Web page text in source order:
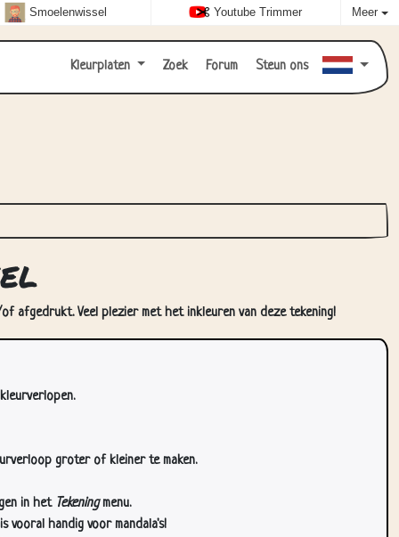
Smoelenwissel Youtube Trimmer Meer
Kleurplaten Zoek Forum Steun ons
afgedrukt. Veel plezier met het inkleuren van deze tekening!
groter of kleiner te maken.
in het Tekeningmenu.
vooral handig voor mandala's!